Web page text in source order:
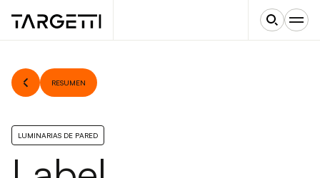
RESUMEN
LUMINARIAS DE PARED